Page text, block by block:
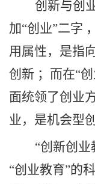
创新与创
加“创业”二字
用属性，是指
创新 ；而在“
面统领了创业
业，是机会型
“创新创业
“创业教育”的